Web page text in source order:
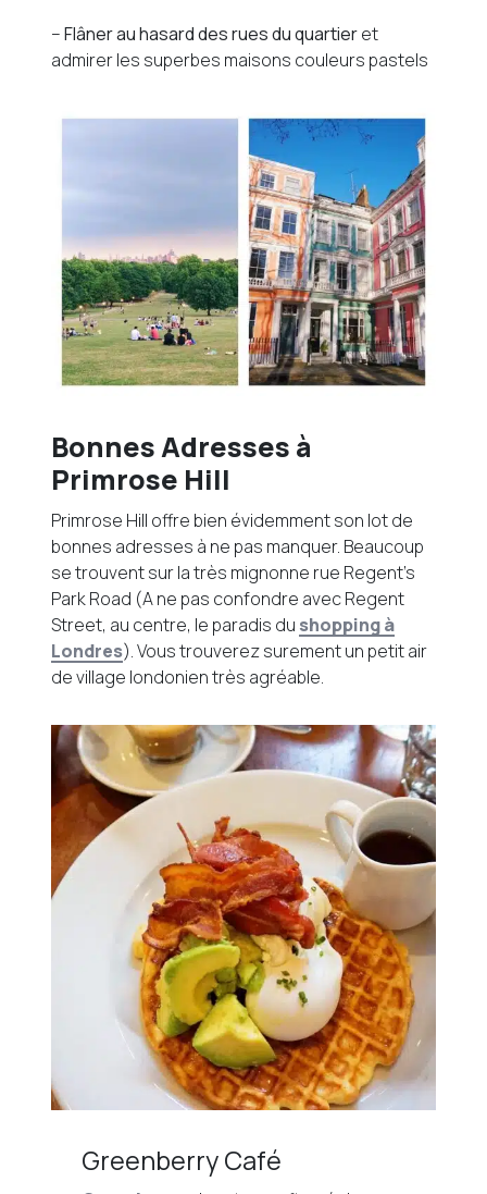
–Flâner au hasard des rues du quartieret
admirer les superbes maisons couleurs pastels
Bonnes Adresses à
Primrose Hill
Primrose Hill offre bien évidemment son lot de
bonnes adresses à ne pas manquer. Beaucoup
se trouvent sur la très mignonne rue Regent’s
Park Road (A ne pas confondre avec Regent
Street, au centre, le paradis du shopping à
Londres). Vous trouverez surement un petit air
de village londonien très agréable.
Greenberry Café